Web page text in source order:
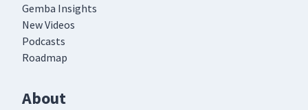
Gemba Insights
New Videos
Podcasts
Roadmap
About